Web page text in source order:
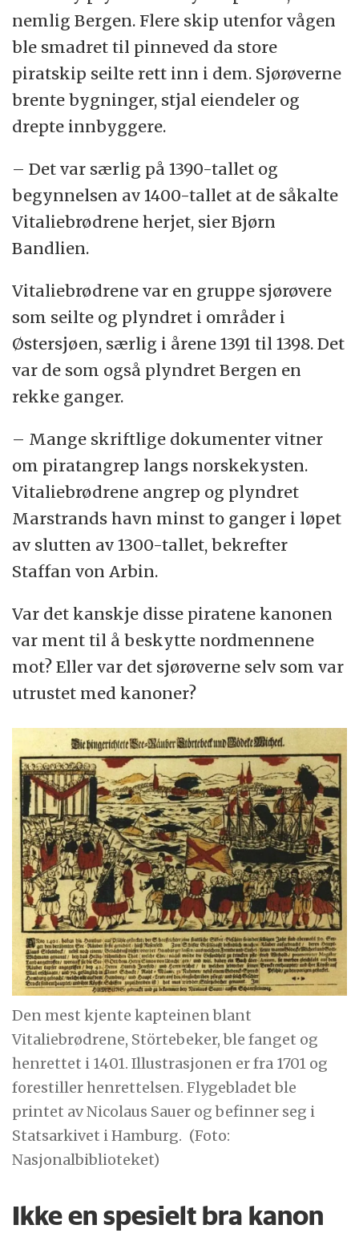
nemlig Bergen. Flere skip utenfor vågen
ble smadret til pinneved da store
piratskip seilte rett inn i dem. Sjørøverne
brente bygninger, stjal eiendeler og
drepte innbyggere.
– Det var særlig på 1390-tallet og
begynnelsen av 1400-tallet at de såkalte
Vitaliebrødrene herjet, sier Bjørn
Bandlien.
Vitaliebrødrene var en gruppe sjørøvere
som seilte og plyndret i områder i
Østersjøen, særlig i årene 1391 til 1398. Det
var de som også plyndret Bergen en
rekke ganger.
– Mange skriftlige dokumenter vitner
om piratangrep langs norskekysten.
Vitaliebrødrene angrep og plyndret
Marstrands havn minst to ganger i løpet
av slutten av 1300-tallet, bekrefter
Staffan von Arbin.
Var det kanskje disse piratene kanonen
var ment til å beskytte nordmennene
mot? Eller var det sjørøverne selv som var
utrustet med kanoner?
Den mest kjente kapteinen blant
Vitaliebrødrene, Störtebeker, ble fanget og
henrettet i 1401. Illustrasjonen er fra 1701 og
forestiller henrettelsen. Flygebladet ble
printet av Nicolaus Sauer og befinner seg i
Statsarkivet i Hamburg. (Foto:
Nasjonalbiblioteket)
Ikke en spesielt bra kanon